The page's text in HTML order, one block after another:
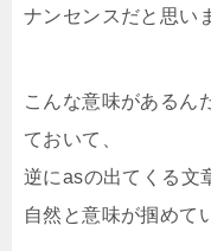
ナンセンスだと思い
こんな意味があるん
ておいて、
逆にasの出てくる文
自然と意味が掴めて